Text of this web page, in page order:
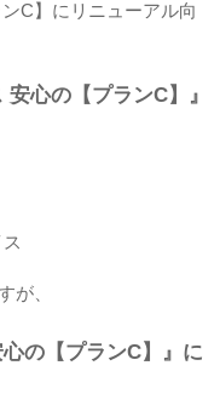
C】にリニューアル向
心の【プランC】』
が、
の【プランC】』に